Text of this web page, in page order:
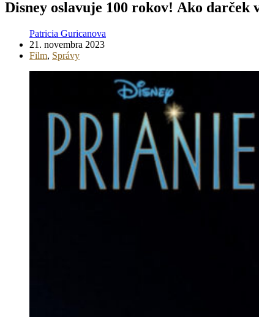
Disney oslavuje 100 rokov! Ako
Patricia Guricanova
21. novembra 2023
Film, Správy